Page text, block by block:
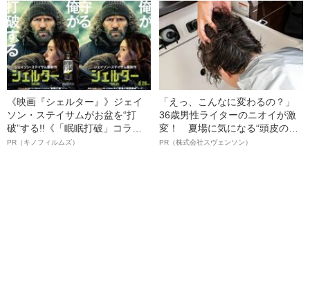
の葛藤」
語る”《日本興収70億円突破》
《映画『シェルター』》ジェイ
ソン・ステイサムがお盆を“打
破”する!!《「眠眠打破」コラ
ボ》
PR（キノフィルムズ）
「えっ、こんなに変わるの？」
36歳男性ライターのニオイが激
変！ 夏場に気になる“頭皮のニ
オイ”や“ベタつき”を解消す
PR（株式会社スヴェンソン）